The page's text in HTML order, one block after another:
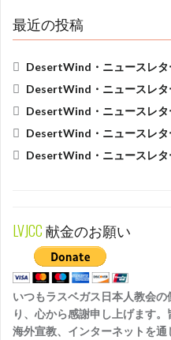
最近の投稿
DesertWind・ニュースレタ
DesertWind・ニュースレタ
DesertWind・ニュースレタ
DesertWind・ニュースレ
DesertWind・ニュースレタ
LVJCC献金のお願い
いつもラスベガス日本人教会
り、心から感謝申し上げます。
海外宣教、インターネットを